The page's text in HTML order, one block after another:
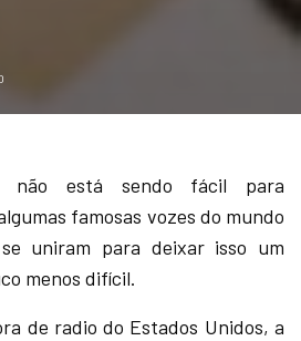
não está sendo fácil para
famosas vozes do mundo
uniram para deixar isso um
menos difícil.
de radio do Estados Unidos, a